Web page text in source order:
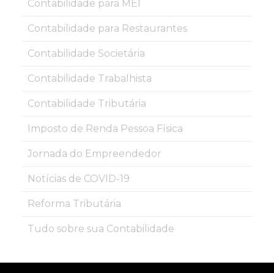
Contabilidade para MEI
Contabilidade para Restaurantes
Contabilidade Societária
Contabilidade Trabalhista
Contabilidade Tributária
Imposto de Renda Pessoa Física
Jornada do Empreendedor
Notícias de COVID-19
Reforma Tributária
Tudo sobre sua Contabilidade